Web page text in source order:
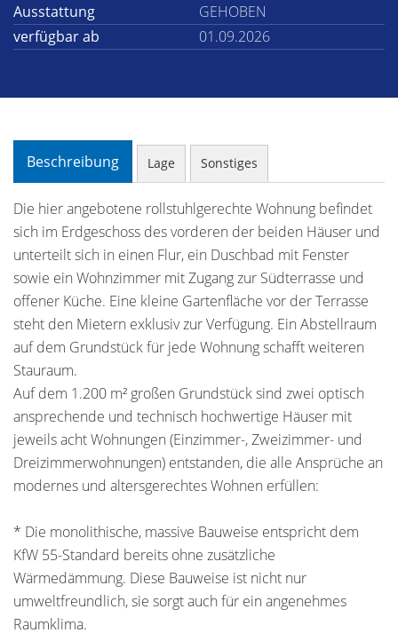
Ausstattung
GEHOBEN
verfügbar ab
01.09.2026
Beschreibung Lage Sonstiges
Die hier angebotene rollstuhlgerechte Wohnung befindet
sich im Erdgeschoss des vorderen der beiden Häuser und
unterteilt sich in einen Flur, ein Duschbad mit Fenster
sowie ein Wohnzimmer mit Zugang zur Südterrasse und
offener Küche. Eine kleine Gartenfläche vor der Terrasse
steht den Mietern exklusiv zur Verfügung. Ein Abstellraum
auf dem Grundstück für jede Wohnung schafft weiteren
Stauraum.
Auf dem 1.200 m² großen Grundstück sind zwei optisch
ansprechende und technisch hochwertige Häuser mit
jeweils acht Wohnungen (Einzimmer-, Zweizimmer- und
Dreizimmerwohnungen) entstanden, die alle Ansprüche an
modernes und altersgerechtes Wohnen erfüllen:
* Die monolithische, massive Bauweise entspricht dem
KfW 55-Standard bereits ohne zusätzliche
Wärmedämmung. Diese Bauweise ist nicht nur
umweltfreundlich, sie sorgt auch für ein angenehmes
Raumklima.